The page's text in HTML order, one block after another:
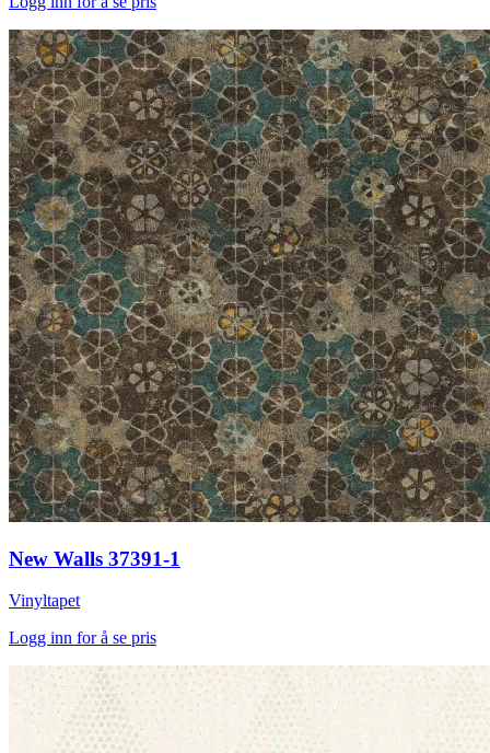
New Walls 37391-1
Vinyltapet
Logg inn for å se pris